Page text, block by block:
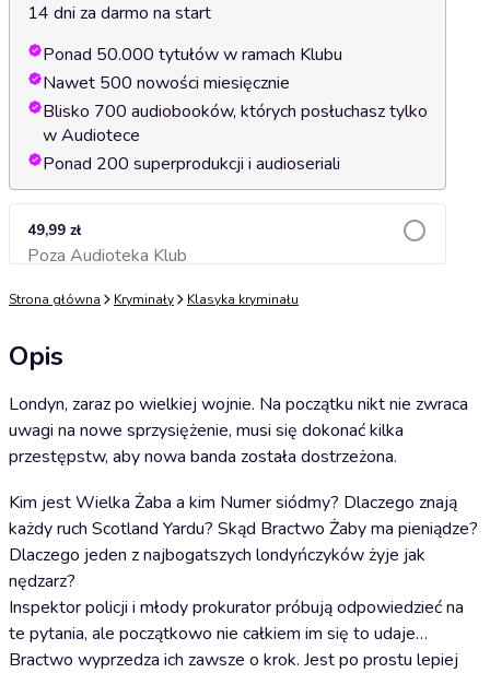
14 dni za darmo na start
Ponad 50.000 tytułów w ramach Klubu
Nawet 500 nowości miesięcznie
Blisko 700 audiobooków, których posłuchasz tylko
w Audiotece
Ponad 200 superprodukcji i audioseriali
49,99 zł
Poza Audioteka KlubDodaj do koszyka
Strona główna Kryminały Klasyka kryminału
Opis
Londyn, zaraz po wielkiej wojnie. Na początku nikt nie zwraca
uwagi na nowe sprzysiężenie, musi się dokonać kilka
przestępstw, aby nowa banda została dostrzeżona.
Kim jest Wielka Żaba a kim Numer siódmy? Dlaczego znają
każdy ruch Scotland Yardu? Skąd Bractwo Żaby ma pieniądze?
Dlaczego jeden z najbogatszych londyńczyków żyje jak
nędzarz?
Inspektor policji i młody prokurator próbują odpowiedzieć na
te pytania, ale początkowo nie całkiem im się to udaje…
Bractwo wyprzedza ich zawsze o krok. Jest po prostu lepiej